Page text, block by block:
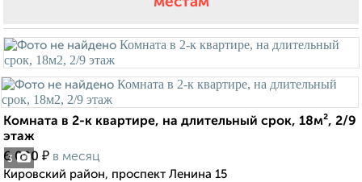
3
Комната в 2-к квартире, на длительный срок, 18м², 2/9
этаж
6 000 ₽ в месяц
Кировский район, проспект Ленина 15